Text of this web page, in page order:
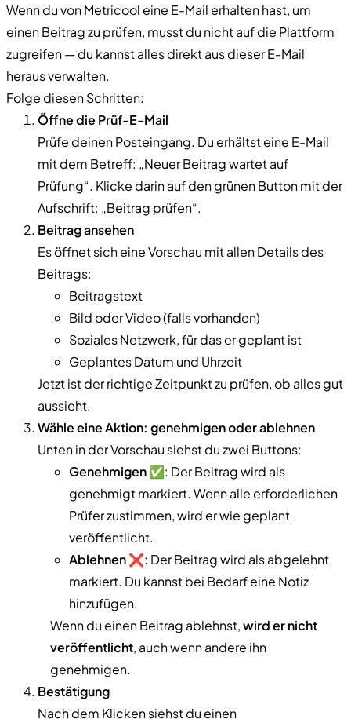
Wenn du von Metricool eine E-Mail erhalten hast, um
einen Beitrag zu prüfen, musst du nicht auf die Plattform
zugreifen — du kannst alles direkt aus dieser E-Mail
heraus verwalten.
Folge diesen Schritten:
Öffne die Prüf-E-Mail
Prüfe deinen Posteingang. Du erhältst eine E-Mail
mit dem Betreff: „Neuer Beitrag wartet auf
Prüfung“. Klicke darin auf den grünen Button mit der
Aufschrift: „Beitrag prüfen“.
Beitrag ansehen
Es öffnet sich eine Vorschau mit allen Details des
Beitrags:
Beitragstext
Bild oder Video (falls vorhanden)
Soziales Netzwerk, für das er geplant ist
Geplantes Datum und Uhrzeit
Jetzt ist der richtige Zeitpunkt zu prüfen, ob alles gut
aussieht.
Wähle eine Aktion: genehmigen oder ablehnen
Unten in der Vorschau siehst du zwei Buttons:
Genehmigen✅: Der Beitrag wird als
genehmigt markiert. Wenn alle erforderlichen
Prüfer zustimmen, wird er wie geplant
veröffentlicht.
Ablehnen❌: Der Beitrag wird als abgelehnt
markiert. Du kannst bei Bedarf eine Notiz
hinzufügen.
Wenn du einen Beitrag ablehnst,wird er nicht
veröffentlicht, auch wenn andere ihn
genehmigen.
Bestätigung
Nach dem Klicken siehst du einen